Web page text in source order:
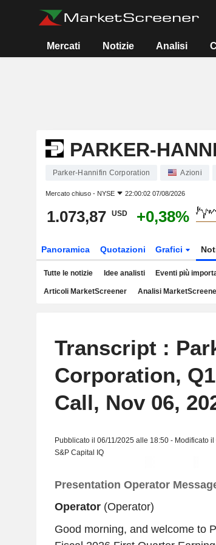
Mercati Notizie Analisi
PARKER-
Parker-Hannifin Corporation Azioni
Mercato chiuso - NYSE 22:00:02 07/08/2026
1.073,87 USD +0,38%
Panoramica Quotazioni Grafici
Tutte le notizie Idee analisti Eventi più
Articoli MarketScreener Analisi
Transcript :
Corporation,
Call, Nov 06,
Pubblicato il 06/11/2025 alle 18:50 - Modificato
S&P Capital IQ
Presentation Operator
Operator(Operator)
Good morning, and welcome to